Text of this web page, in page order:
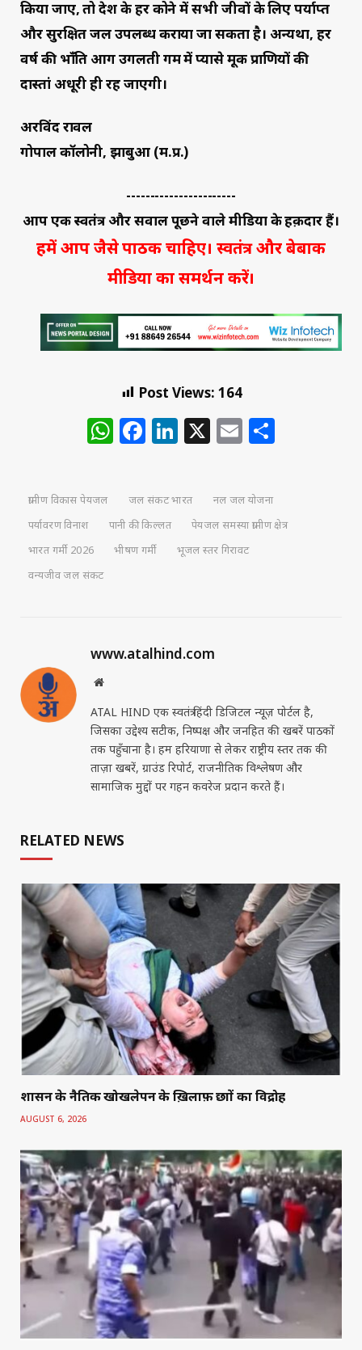
किया जाए, तो देश के हर कोने में सभी जीवों के लिए पर्याप्त
और सुरक्षित जल उपलब्ध कराया जा सकता है। अन्यथा, हर
वर्ष की भाँति आग उगलती गर्मी में प्यासे मूक प्राणियों की
दास्तां अधूरी ही रह जाएगी।
अरविंद रावल
गोपाल कॉलोनी, झाबुआ (म.प्र.)
-----------------------
आप एक स्वतंत्र और सवाल पूछने वाले मीडिया के हक़दार हैं।
हमें आप जैसे पाठक चाहिए। स्वतंत्र और बेबाक
मीडिया का समर्थन करें।
Post Views: 164
WhatsApp
Facebook
LinkedIn
X Email
ग्रामीण विकास पेयजल जल संकट भारत
नल जल योजना
पर्यावरण विनाश
पानी की किल्लत
पेयजल समस्या ग्रामीण क्षेत्र
भारत गर्मी 2026
भीषण गर्मी
भूजल स्तर गिरावट
वन्यजीव जल संकट
www.atalhind.com
Website
ATAL HIND एक स्वतंत्र हिंदी डिजिटल न्यूज़ पोर्टल है,
जिसका उद्देश्य सटीक, निष्पक्ष और जनहित की खबरें पाठकों
तक पहुँचाना है। हम हरियाणा से लेकर राष्ट्रीय स्तर तक की
ताज़ा खबरें, ग्राउंड रिपोर्ट, राजनीतिक विश्लेषण और
सामाजिक मुद्दों पर गहन कवरेज प्रदान करते हैं।
RELATED NEWS
शासन के नैतिक खोखलेपन के ख़िलाफ़ छात्रों का विद्रोह
AUGUST 6, 2026